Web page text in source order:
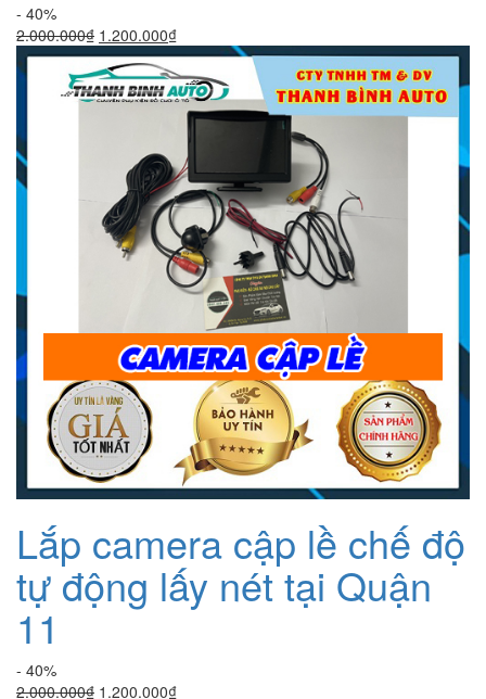
- 40%
2.000.000₫ Giá
gốc
là:
2.000.000₫.
1.200.000₫Giá
hiện
tại
là:
1.200.000₫.
Lắp camera cập lề chế độ
tự động lấy nét tại Quận
11
- 40%
2.000.000₫ Giá
1.200.000₫Giá